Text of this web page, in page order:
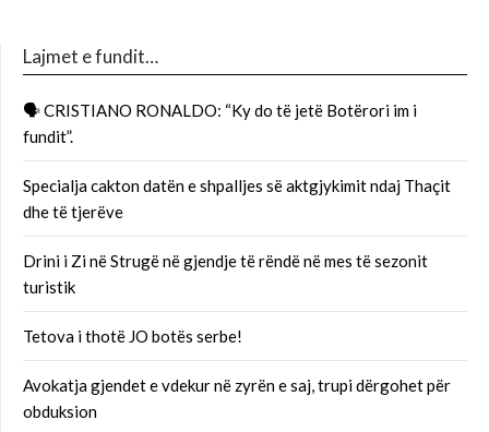
Lajmet e fundit…
🗣 CRISTIANO RONALDO: “Ky do të jetë Botërori im i
fundit”.
Specialja cakton datën e shpalljes së aktgjykimit ndaj Thaçit
dhe të tjerëve
Drini i Zi në Strugë në gjendje të rëndë në mes të sezonit
turistik
Tetova i thotë JO botës serbe!
Avokatja gjendet e vdekur në zyrën e saj, trupi dërgohet për
obduksion